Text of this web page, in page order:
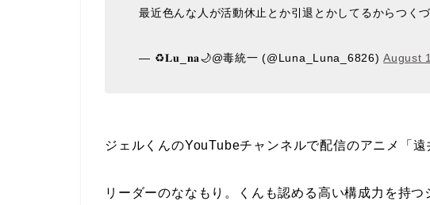
最近色んな人が活動休止とか引退とかしてるからつく
— ♻️𝐋𝐮_𝐧𝐚🌙@毒統一 (@Luna_Luna_6826)August
ジェルくんのYouTubeチャンネルで配信のアニメ「
リーダーのななもり。くんも認める高い構成力を持